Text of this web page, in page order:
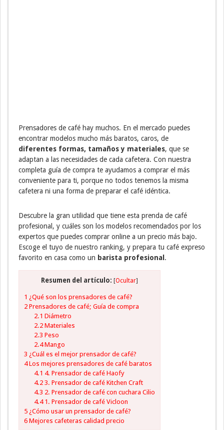
Prensadores de café hay muchos. En el mercado puedes
encontrar modelos mucho más baratos, caros, de
diferentes formas, tamaños y materiales, que se
adaptan a las necesidades de cada cafetera. Con nuestra
completa guía de compra te ayudamos a comprar el más
conveniente para ti, porque no todos tenemos la misma
cafetera ni una forma de preparar el café idéntica.
Descubre la gran utilidad que tiene esta prenda de café
profesional, y cuáles son los modelos recomendados por los
expertos que puedes comprar online a un precio más bajo.
Escoge el tuyo de nuestro ranking, y prepara tu café expreso
favorito en casa como un barista profesional .
Resumen del artículo: [Ocultar]
1 ¿Qué son los prensadores de café?
2 Prensadores de café; Guía de compra
2.1 Diámetro
2.2Materiales
2.3 Peso
2.4Mango
3 ¿Cuál es el mejor prensador de café?
4Los mejores prensadores de café baratos
4.1 4. Prensador de café Haofy
4.23. Prensador de café Kitchen Craft
4.3 2. Prensador de café con cuchara Cilio
4.41. Prensador de café Vicloon
5 ¿Cómo usar un prensador de café?
6 Mejores cafeteras calidad precio